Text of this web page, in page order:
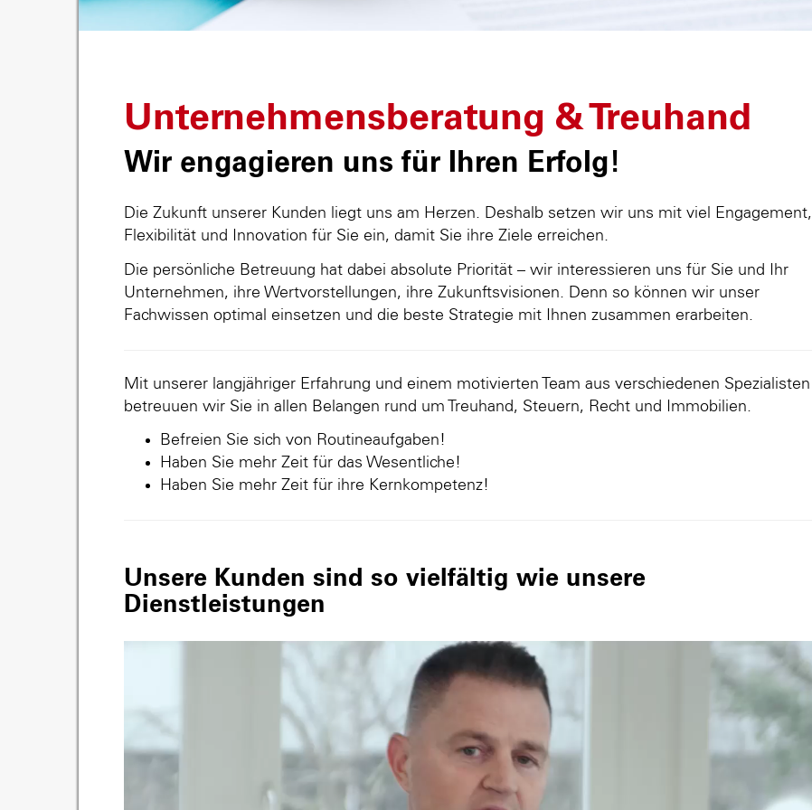
Unternehmensberatung & Treuhand
Wir engagieren uns für Ihren Erfolg!
Die Zukunft unserer Kunden liegt uns am Herzen. Deshalb setzen wir uns mit viel Engagement,
Flexibilität und Innovation für Sie ein, damit Sie ihre Ziele erreichen.
Die persönliche Betreuung hat dabei absolute Priorität – wir interessieren uns für Sie und Ihr
Unternehmen, ihre Wertvorstellungen, ihre Zukunftsvisionen. Denn so können wir unser
Fachwissen optimal einsetzen und die beste Strategie mit Ihnen zusammen erarbeiten.
Mit unserer langjähriger Erfahrung und einem motivierten Team aus verschiedenen Spezialisten
betreuuen wir Sie in allen Belangen rund um Treuhand, Steuern, Recht und Immobilien.
Befreien Sie sich von Routineaufgaben!
Haben Sie mehr Zeit für das Wesentliche!
Haben Sie mehr Zeit für ihre Kernkompetenz!
Unsere Kunden sind so vielfältig wie unsere
Dienstleistungen